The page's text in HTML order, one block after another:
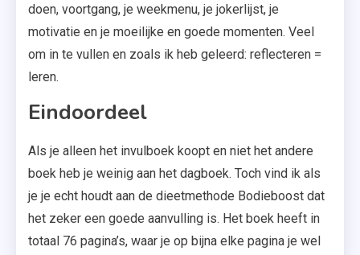
doen, voortgang, je weekmenu, je jokerlijst, je
motivatie en je moeilijke en goede momenten. Veel
om in te vullen en zoals ik heb geleerd: reflecteren =
leren.
Eindoordeel
Als je alleen het invulboek koopt en niet het andere
boek heb je weinig aan het dagboek. Toch vind ik als
je je echt houdt aan de dieetmethode Bodieboost dat
het zeker een goede aanvulling is. Het boek heeft in
totaal 76 pagina’s, waar je op bijna elke pagina je wel